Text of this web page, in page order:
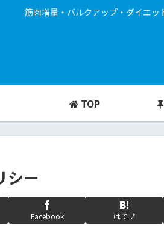
筋肉増量・バルクアップ・ダイエッ
TOP
シー
Facebook はてブ